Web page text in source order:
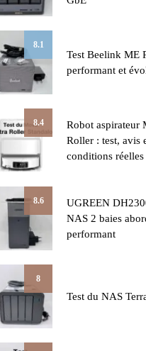
8.1
Test Beelink ME
performant et
8.4
Robot aspirateur
Roller : test, avis
conditions réelles
8.6
UGREEN
NAS 2 baies
performant
8
Test du NAS